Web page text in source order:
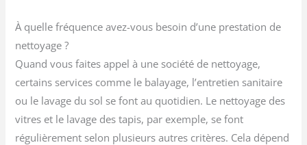
À quelle fréquence avez-vous besoin d’une prestation de
nettoyage ?
Quand vous faites appel à une société de nettoyage,
certains services comme le balayage, l’entretien sanitaire
ou le lavage du sol se font au quotidien. Le nettoyage des
vitres et le lavage des tapis, par exemple, se font
régulièrement selon plusieurs autres critères. Cela dépend